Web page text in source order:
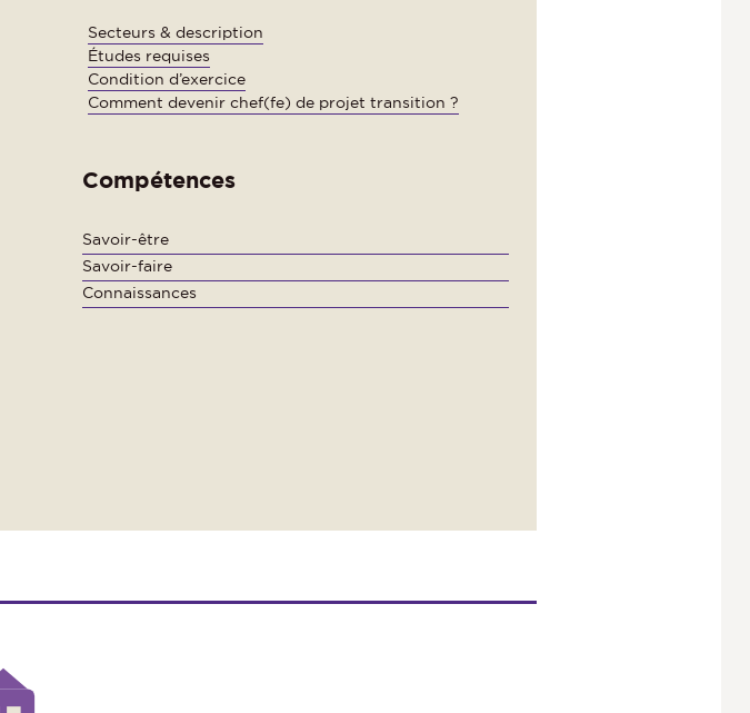
Secteurs & description
Études requises
Condition d’exercice
Comment devenir chef(fe) de projet transition ?
Compétences
Savoir-être
Savoir-faire
Connaissances